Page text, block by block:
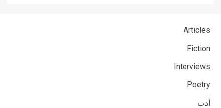
Articles
Fiction
Interviews
Poetry
أدب